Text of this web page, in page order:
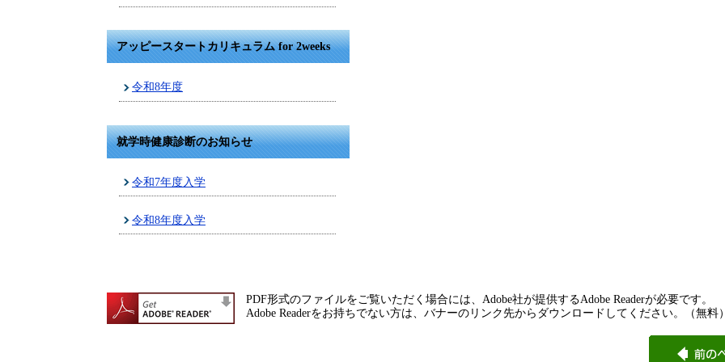
アッピースタートカリキュラム for 2weeks
令和8年度
就学時健康診断のお知らせ
令和7年度入学
令和8年度入学
PDF形式のファイルをご覧いただく場合には、Adobe社が提供するAdobe Readerが必要です。
Adobe Readerをお持ちでない方は、バナーのリンク先からダウンロードしてください。（無料